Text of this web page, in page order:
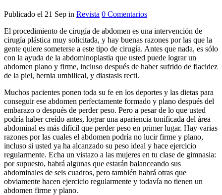
Publicado el 21 Sep in Revista 0 Comentarios
El procedimiento de cirugía de abdomen es una intervención de
cirugía plástica muy solicitada, y hay buenas razones por las que la
gente quiere someterse a este tipo de cirugía. Antes que nada, es sólo
con la ayuda de la abdominoplastia que usted puede lograr un
abdomen plano y firme, incluso después de haber sufrido de flacidez
de la piel, hernia umbilical, y diastasis recti.
Muchos pacientes ponen toda su fe en los deportes y las dietas para
conseguir ese abdomen perfectamente formado y plano después del
embarazo o después de perder peso. Pero a pesar de lo que usted
podría haber creído antes, lograr una apariencia tonificada del área
abdominal es más difícil que perder peso en primer lugar. Hay varias
razones por las cuales el abdomen podría no lucir firme y plano,
incluso si usted ya ha alcanzado su peso ideal y hace ejercicio
regularmente. Echa un vistazo a las mujeres en tu clase de gimnasia:
por supuesto, habrá algunas que estarán balanceando sus
abdominales de seis cuadros, pero también habrá otras que
obviamente hacen ejercicio regularmente y todavía no tienen un
abdomen firme y plano.